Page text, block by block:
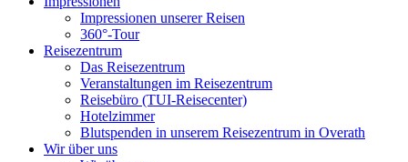
Impressionen unserer Reisen
360°-Tour
Reisezentrum
Das Reisezentrum
Veranstaltungen im Reisezentrum
Reisebüro (TUI-Reisecenter)
Hotelzimmer
Blutspenden in unserem Reisezentrum in Overath
Wir über uns